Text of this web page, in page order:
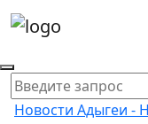
Новости Адыгеи -